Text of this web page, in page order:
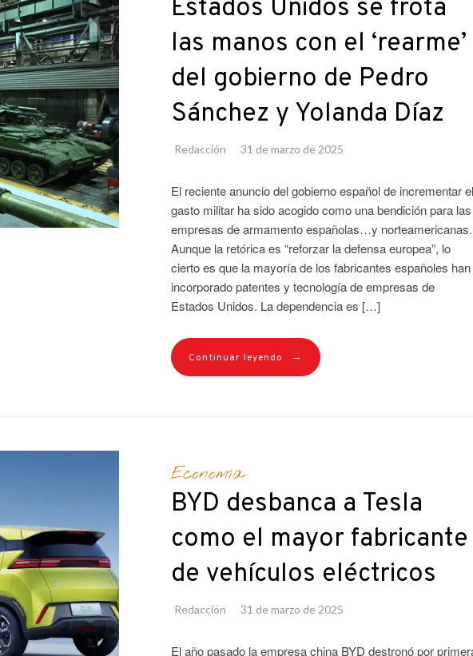
Estados Unidos se frota
las manos con el ‘rearme’
del gobierno de Pedro
Sánchez y Yolanda Díaz
Redacción 31 de marzo de 2025
El reciente anuncio del gobierno español de incrementar el
gasto militar ha sido acogido como una bendición para las
empresas de armamento españolas…y norteamericanas.
Aunque la retórica es “reforzar la defensa europea”, lo
cierto es que la mayoría de los fabricantes españoles han
incorporado patentes y tecnología de empresas de
Estados Unidos. La dependencia es […]
Continuar leyendo →
Economía
BYD desbanca a Tesla
como el mayor fabricante
de vehículos eléctricos
Redacción 31 de marzo de 2025
El año pasado la empresa china BYD destronó por